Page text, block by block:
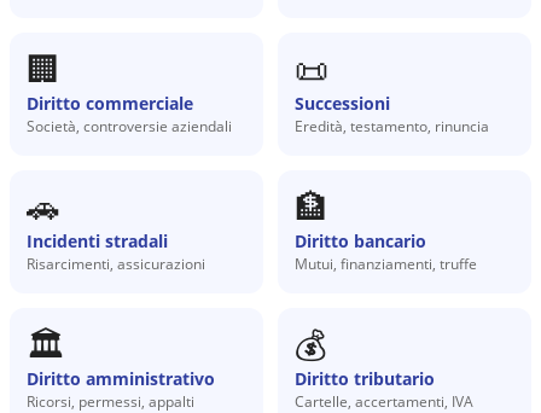
🏢
Diritto commerciale
Società, controversie aziendali
📜
Successioni
Eredità, testamento, rinuncia
🚗
Incidenti stradali
Risarcimenti, assicurazioni
🏦
Diritto bancario
Mutui, finanziamenti, truffe
🏛️
Diritto amministrativo
Ricorsi, permessi, appalti
💰
Diritto tributario
Cartelle, accertamenti, IVA